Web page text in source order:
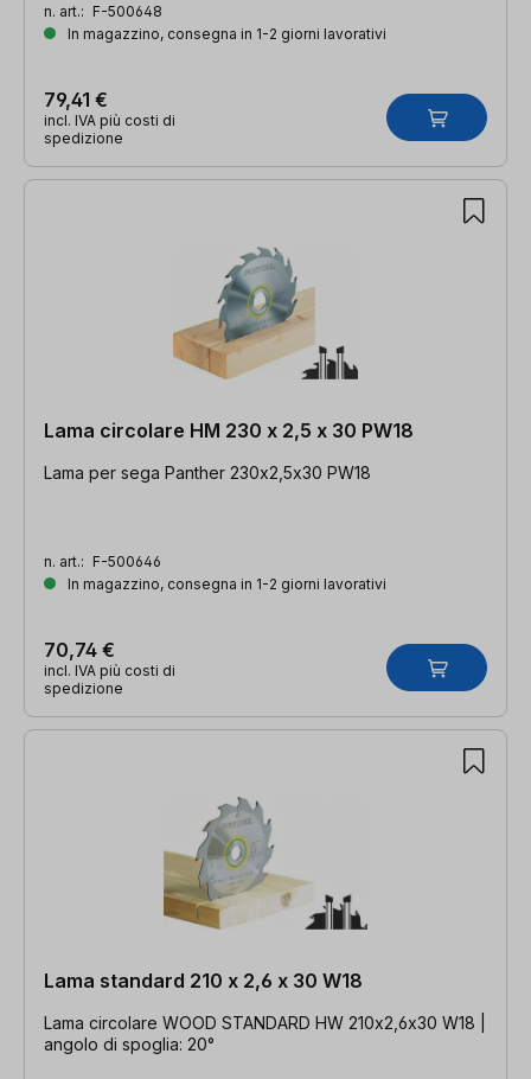
n. art.: F-500648
In magazzino, consegna in 1-2 giorni lavorativi
79,41 €
incl. IVA più costi di
spedizione
Lama circolare HM 230 x 2,5 x 30 PW18
Lama per sega Panther 230x2,5x30 PW18
n. art.: F-500646
In magazzino, consegna in 1-2 giorni lavorativi
70,74 €
incl. IVA più costi di
spedizione
Lama standard 210 x 2,6 x 30 W18
Lama circolare WOOD STANDARD HW 210x2,6x30 W18 |
angolo di spoglia: 20°